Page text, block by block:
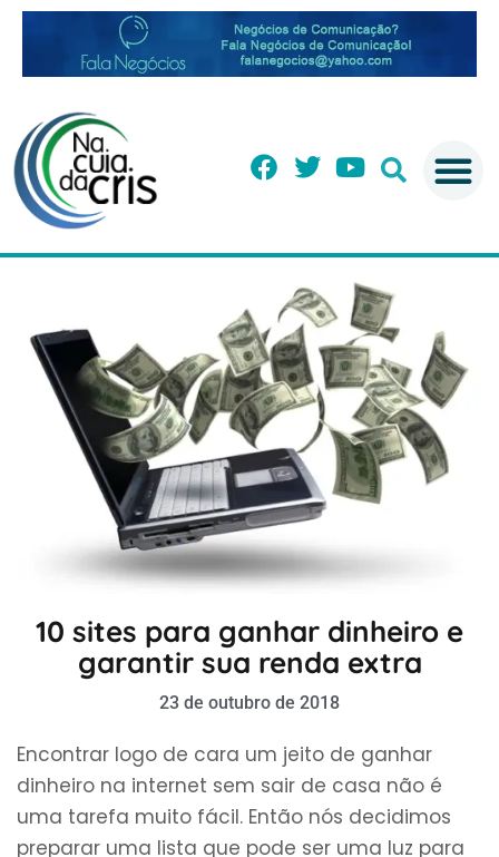
10 sites para ganhar dinheiro e
garantir sua renda extra
23 de outubro de 2018
Encontrar logo de cara um jeito de ganhar
dinheiro na internet sem sair de casa não é
uma tarefa muito fácil. Então nós decidimos
preparar uma lista que pode ser uma luz para